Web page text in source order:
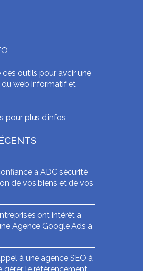
ces outils pour avoir une
du web informatif et
pour plus d’infos
à ADC sécurité
de vos biens et de vos
ont intérêt à
Agence Google Ads à
à une agence SEO à
gérer le référencement